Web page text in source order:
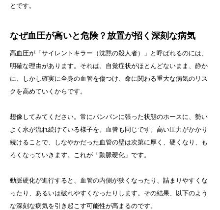
とです。
なぜ血圧が高いと危険？放置が招く深刻な病気
高血圧が「サイレントキラー（沈黙の殺人者）」と呼ばれるのには、
明確な理由があります。それは、自覚症状がほとんどないまま、静か
に、しかし確実に全身の血管を傷つけ、命に関わる重大な病気のリス
クを高めていくからです。
想像してみてください。常にパンパンに張った状態のホースに、勢い
よく水が流れ続けている様子を。血管も同じです。高い圧力がかかり
続けることで、しなやかだった血管の壁は次第に厚く、硬くなり、も
ろくなっていきます。これが「動脈硬化」です。
動脈硬化が進行すると、血管の内側が狭くなったり、詰まりやすくな
ったり、あるいは破れやすくなったりします。その結果、以下のよう
な深刻な病気を引き起こす可能性が高まるのです。